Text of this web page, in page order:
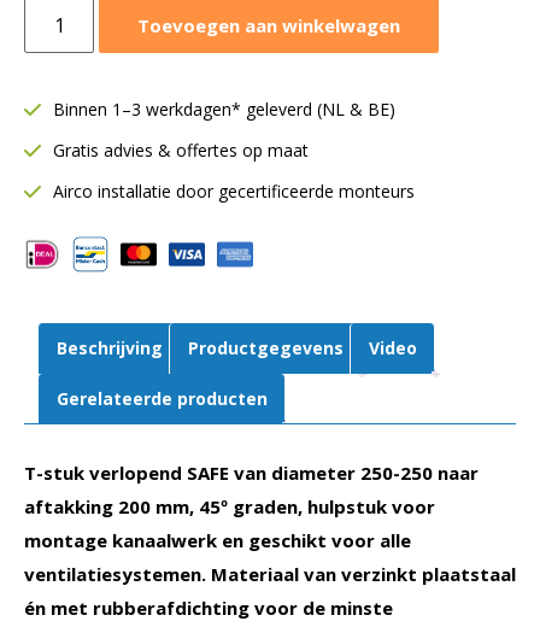
stuk
Ø250-
200
mm
|
45º
Rubberafdichting
aantal
Toevoegen aan winkelwagen
Binnen 1–3 werkdagen* geleverd (NL & BE)
Gratis advies & offertes op maat
Airco installatie door gecertificeerde monteurs
Beschrijving Productgegevens Video
Gerelateerde producten
T-stuk verlopend SAFE van diameter 250-250 naar
aftakking 200 mm, 45º graden, hulpstuk voor
montage kanaalwerk en geschikt voor alle
ventilatiesystemen. Materiaal van verzinkt plaatstaal
én met rubberafdichting voor de minste